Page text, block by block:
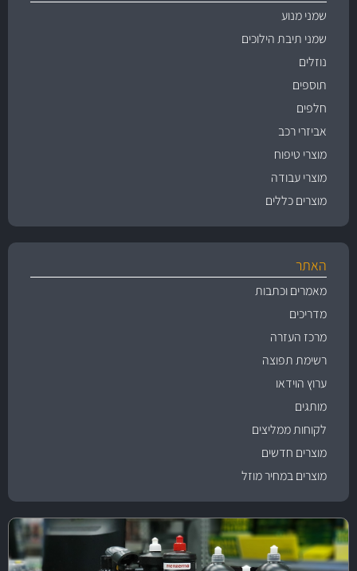
שמני מנוע
שמני תיבת הילוכים
נוזלים
תוספים
חלפים
אביזרי רכב
מוצרי טיפוח
מוצרי עבודה
מוצרים כללים
האתר
מאמרים וכתבות
מדריכים
מרכז העזרה
רשימת תפוצה
ערוץ הוידאו
מותגים
לקוחות ממליצים
מוצרים חדשים
מוצרים במחיר מוזל